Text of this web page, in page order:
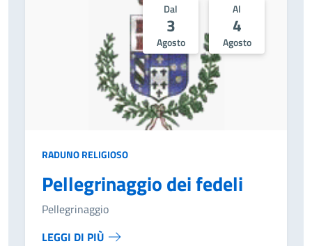
Dal
3
Agosto
Al
4
Agosto
RADUNO RELIGIOSO
Pellegrinaggio dei fedeli
Pellegrinaggio
LEGGI DI PIÙ